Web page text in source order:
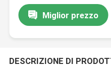
Miglior prezzo
DESCRIZIONE DI